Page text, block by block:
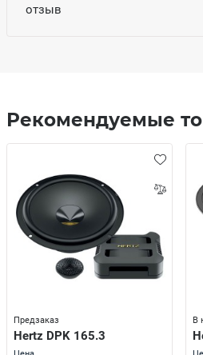
отзыв
Рекомендуемые
Предзаказ
Hertz DPK 165.3
В